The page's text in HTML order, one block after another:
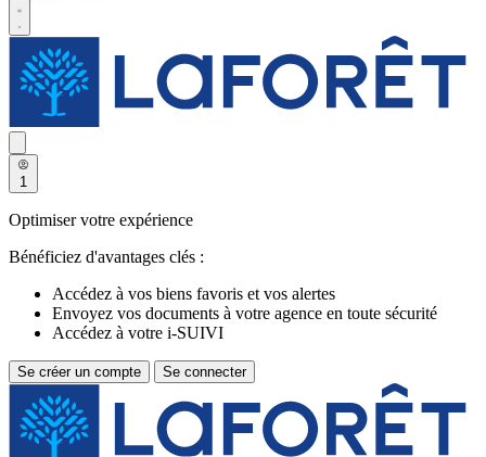
1
Optimiser votre expérience
Bénéficiez d'avantages clés :
Accédez à vos biens favoris et vos alertes
Envoyez vos documents à votre agence en toute sécurité
Accédez à votre i-SUIVI
Se créer un compte Se connecter